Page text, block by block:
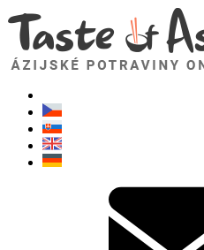
TasteOfAsia.sk
Neváhajte sa opýtať. Som